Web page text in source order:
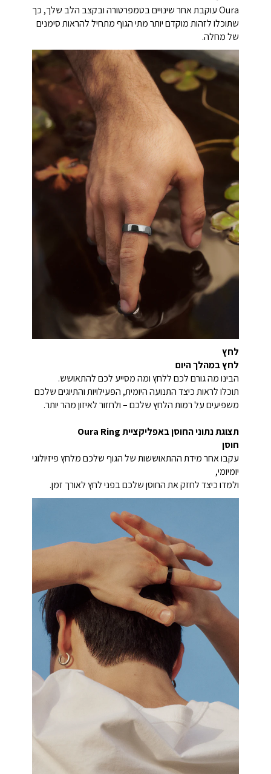
Oura עוקבת אחר שינויים בטמפרטורה ובקצב הלב שלך, כך
שתוכלו לזהות מוקדם יותר מתי הגוף מתחיל להראות סימנים
של מחלה.
לחץ
לחץ במהלך היום
הבינו מה גורם לכם ללחץ ומה מסייע לכם להתאושש.
תוכלו לראות כיצד התנועה היומית, הפעילויות והתיוגים שלכם
משפיעים על רמות הלחץ שלכם – ולחזור לאיזון מהר יותר.
תצוגת נתוני החוסן באפליקציית Oura Ring
חוסן
עקבו אחר מידת ההתאוששות של הגוף שלכם מלחץ פיזיולוגי
יומיומי,
ולמדו כיצד לחזק את החוסן שלכם בפני לחץ לאורך זמן.